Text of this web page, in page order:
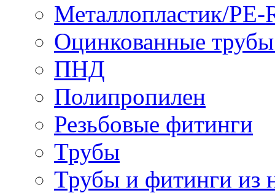
Металлопластик/
Оцинкованные
ПНД
Полипропилен
Резьбовые фитинги
Трубы
Трубы и фитинги из